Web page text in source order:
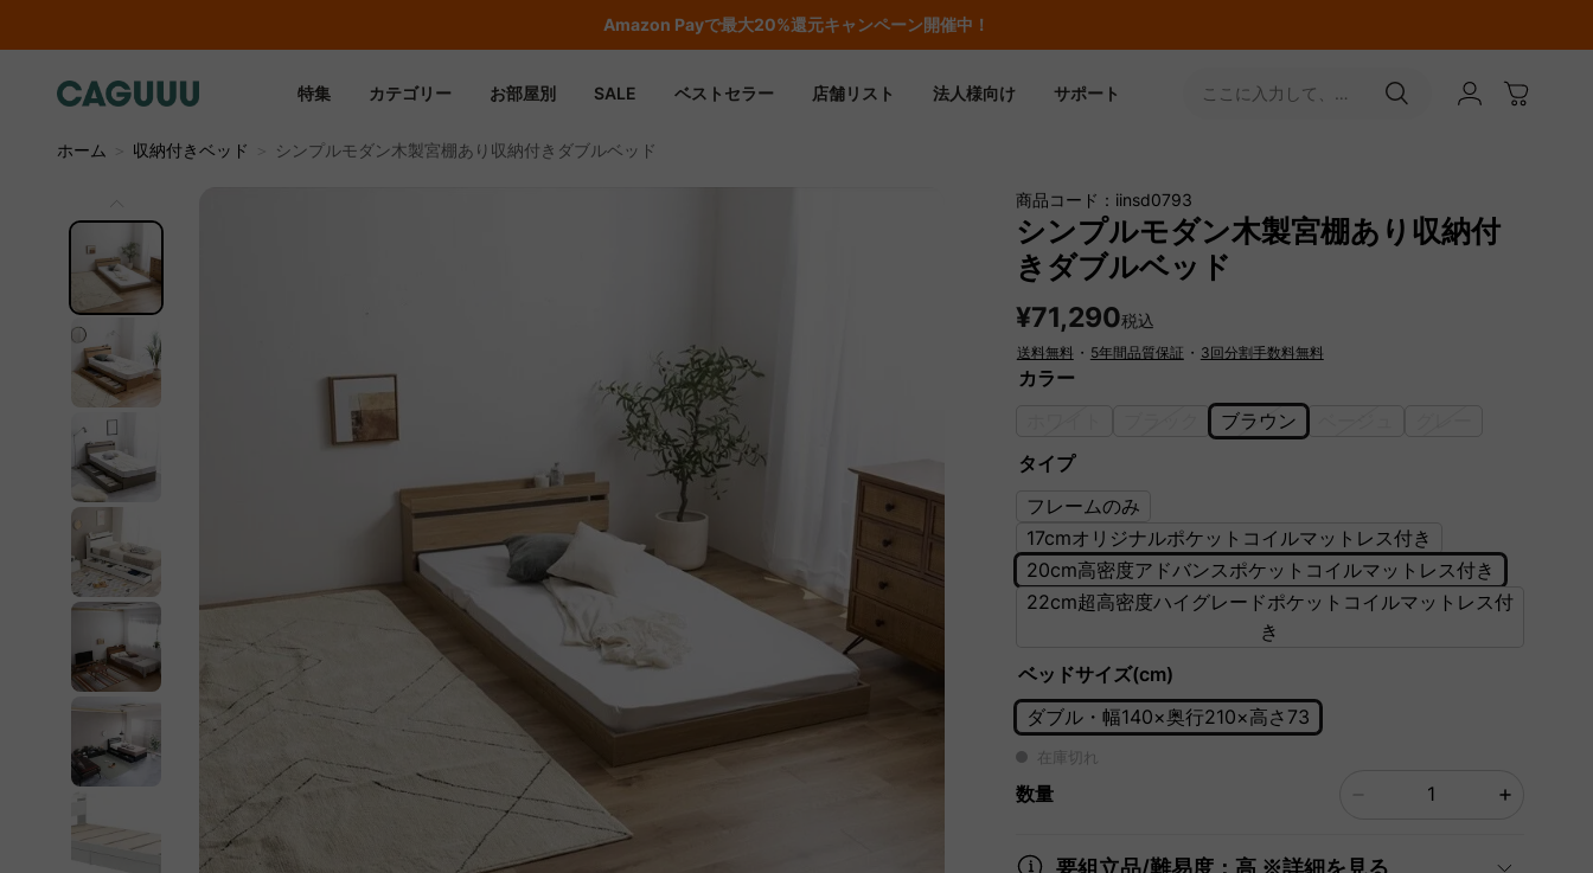
期間限定フラッシュセール！最大50％OFF
特集 カテゴリー お部屋別 SALE ベストセラー 店舗リスト 法人様向け サポート
ここに入力して、
ホーム
収納付きベッド シンプルモダン木製宮棚あり収納付きダブルベッド
商品コード：iinsd0793
シンプルモダン木製宮棚あり収納付
きダブルベッド
¥71,290税込
送料無料 ・ 5年間品質保証 ・ 3回分割手数料無料
カラー
ブラウン
タイプ
フレームのみ
17cmオリジナルポケットコイルマットレス付き
20cm高密度アドバンスポケットコイルマットレス付き
22cm超高密度ハイグレードポケットコイルマットレス付
き
ベッドサイズ(cm)
ダブル・幅140×奥行210×高さ73
在庫切れ
数量
要組立品/難易度：高 ※詳細を見る